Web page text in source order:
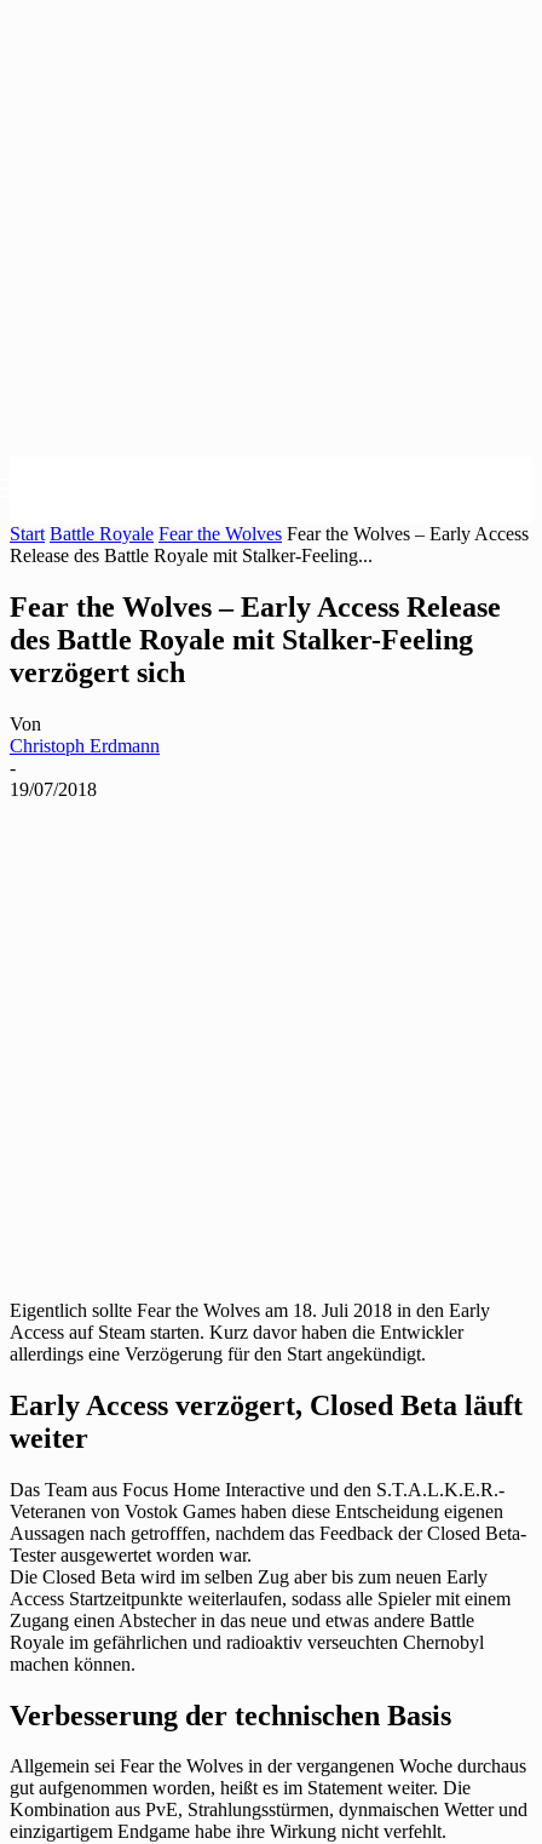
Start Battle Royale Fear the Wolves Fear the Wolves – Early Access
Release des Battle Royale mit Stalker-Feeling...
Fear the Wolves – Early Access Release
des Battle Royale mit Stalker-Feeling
verzögert sich
Von
Christoph Erdmann
-
19/07/2018
Eigentlich sollte Fear the Wolves am 18. Juli 2018 in den Early
Access auf Steam starten. Kurz davor haben die Entwickler
allerdings eine Verzögerung für den Start angekündigt.
Early Access verzögert, Closed Beta läuft
weiter
Das Team aus Focus Home Interactive und den S.T.A.L.K.E.R.-
Veteranen von Vostok Games haben diese Entscheidung eigenen
Aussagen nach getrofffen, nachdem das Feedback der Closed Beta-
Tester ausgewertet worden war.
Die Closed Beta wird im selben Zug aber bis zum neuen Early
Access Startzeitpunkte weiterlaufen, sodass alle Spieler mit einem
Zugang einen Abstecher in das neue und etwas andere Battle
Royale im gefährlichen und radioaktiv verseuchten Chernobyl
machen können.
Verbesserung der technischen Basis
Allgemein sei Fear the Wolves in der vergangenen Woche durchaus
gut aufgenommen worden, heißt es im Statement weiter. Die
Kombination aus PvE, Strahlungsstürmen, dynmaischen Wetter und
einzigartigem Endgame habe ihre Wirkung nicht verfehlt.